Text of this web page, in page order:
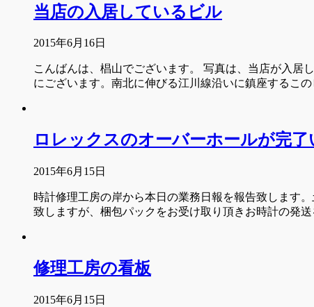
当店の入居しているビル
2015年6月16日
こんばんは、椙山でございます。 写真は、当店が入居
にございます。南北に伸びる江川線沿いに鎮座するこ
ロレックスのオーバーホールが完了
2015年6月15日
時計修理工房の岸から本日の業務日報を報告致します
致しますが、梱包パックをお受け取り頂きお時計の発
修理工房の看板
2015年6月15日